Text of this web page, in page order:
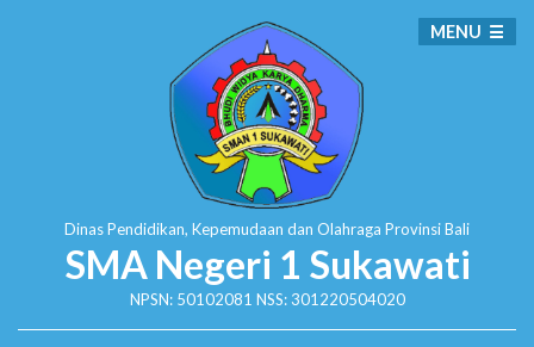
Dinas Pendidikan, Kepemudaan dan Olahraga Provinsi Bali
SMA Negeri 1 Sukawati
NPSN: 50102081 NSS: 301220504020
MENU